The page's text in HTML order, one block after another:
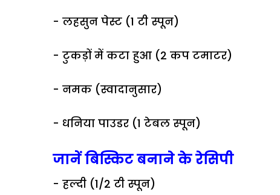
- लहसुन पेस्ट (1 टी स्पून)
- टुकड़ों में कटा हुआ (2 कप टमाटर)
- नमक (स्वादानुसार)
- धनिया पाउडर (1 टेबल स्पून)
जानें बिस्किट बनाने के रेसिपी
- हल्दी (1/2 टी स्पून)